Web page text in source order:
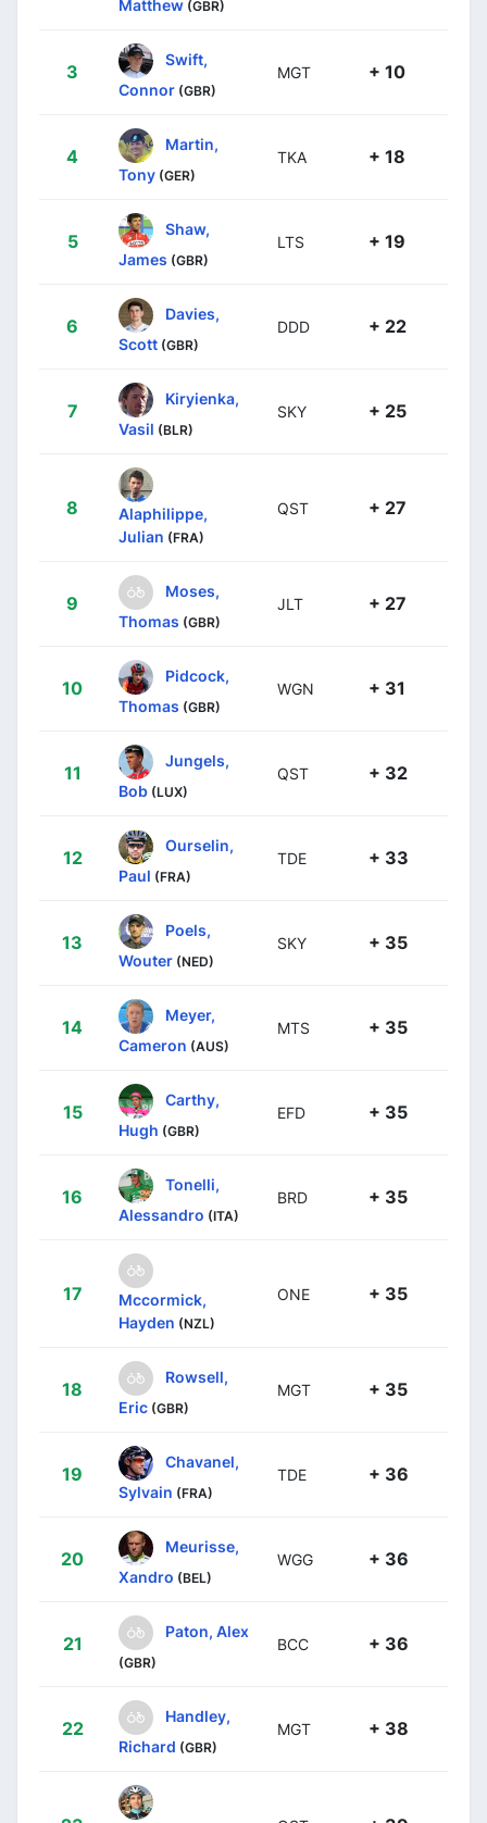
Matthew (GBR)
3
Swift,
Connor (GBR)
MGT + 10
4
Martin,
Tony (GER)
TKA + 18
5
Shaw,
James (GBR)
LTS + 19
6
Davies,
Scott (GBR)
DDD + 22
7
Kiryienka,
Vasil (BLR)
SKY + 25
8
Alaphilippe,
Julian (FRA)
QST + 27
9
Moses,
Thomas (GBR)
JLT + 27
10
Pidcock,
Thomas (GBR)
WGN + 31
11
Jungels,
Bob (LUX)
QST + 32
12
Ourselin,
Paul (FRA)
TDE + 33
13
Poels,
Wouter (NED)
SKY + 35
14
Meyer,
Cameron (AUS)
MTS + 35
15
Carthy,
Hugh (GBR)
EFD + 35
16
Tonelli,
Alessandro (ITA)
BRD + 35
17
Mccormick,
Hayden (NZL)
ONE + 35
18
Rowsell,
Eric (GBR)
MGT + 35
19
Chavanel,
Sylvain (FRA)
TDE + 36
20
Meurisse,
Xandro (BEL)
WGG + 36
21
Paton, Alex
(GBR)
BCC + 36
22
Handley,
Richard (GBR)
MGT + 38